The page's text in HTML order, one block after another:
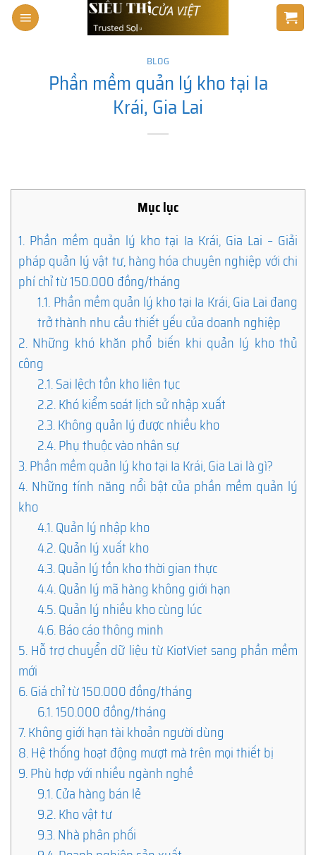
Skip
BLOG
Phần mềm quản lý kho tại Ia
Krái, Gia Lai
Mục lục
1. Phần mềm quản lý kho tại Ia Krái, Gia Lai – Giải
pháp quản lý vật tư, hàng hóa chuyên nghiệp với chi
phí chỉ từ 150.000 đồng/tháng
1.1. Phần mềm quản lý kho tại Ia Krái, Gia Lai đang
trở thành nhu cầu thiết yếu của doanh nghiệp
2. Những khó khăn phổ biến khi quản lý kho thủ
công
2.1.Sai lệch tồn kho liên tục
2.2.Khó kiểm soát lịch sử nhập xuất
2.3.Không quản lý được nhiều kho
2.4.Phụ thuộc vào nhân sự
3.Phần mềm quản lý kho tại Ia Krái, Gia Lai là gì?
4. Những tính năng nổi bật của phần mềm quản lý
kho
4.1.Quản lý nhập kho
4.2.Quản lý xuất kho
4.3.Quản lý tồn kho thời gian thực
4.4.Quản lý mã hàng không giới hạn
4.5.Quản lý nhiều kho cùng lúc
4.6.Báo cáo thông minh
5. Hỗ trợ chuyển dữ liệu từ KiotViet sang phần mềm
mới
6.Giá chỉ từ 150.000 đồng/tháng
6.1.150.000 đồng/tháng
7.Không giới hạn tài khoản người dùng
8.Hệ thống hoạt động mượt mà trên mọi thiết bị
9.Phù hợp với nhiều ngành nghề
9.1.Cửa hàng bán lẻ
9.2.Kho vật tư
9.3.Nhà phân phối